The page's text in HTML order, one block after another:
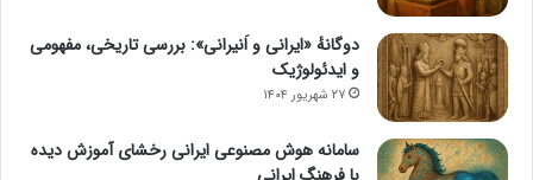
دوگانهٔ «ایرانی و اَنیرانی»: بررسی تاریخی، مفهومی
و ایدئولوژیک
۲۷ شهریور ۱۴۰۴
سامانه هوش مصنوعی ایرانی رخشای آموزش دیده